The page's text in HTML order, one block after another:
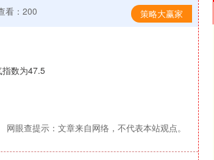
策略大赢家
看：200
网眼查提示：文章来自网络，不代表本站观点。